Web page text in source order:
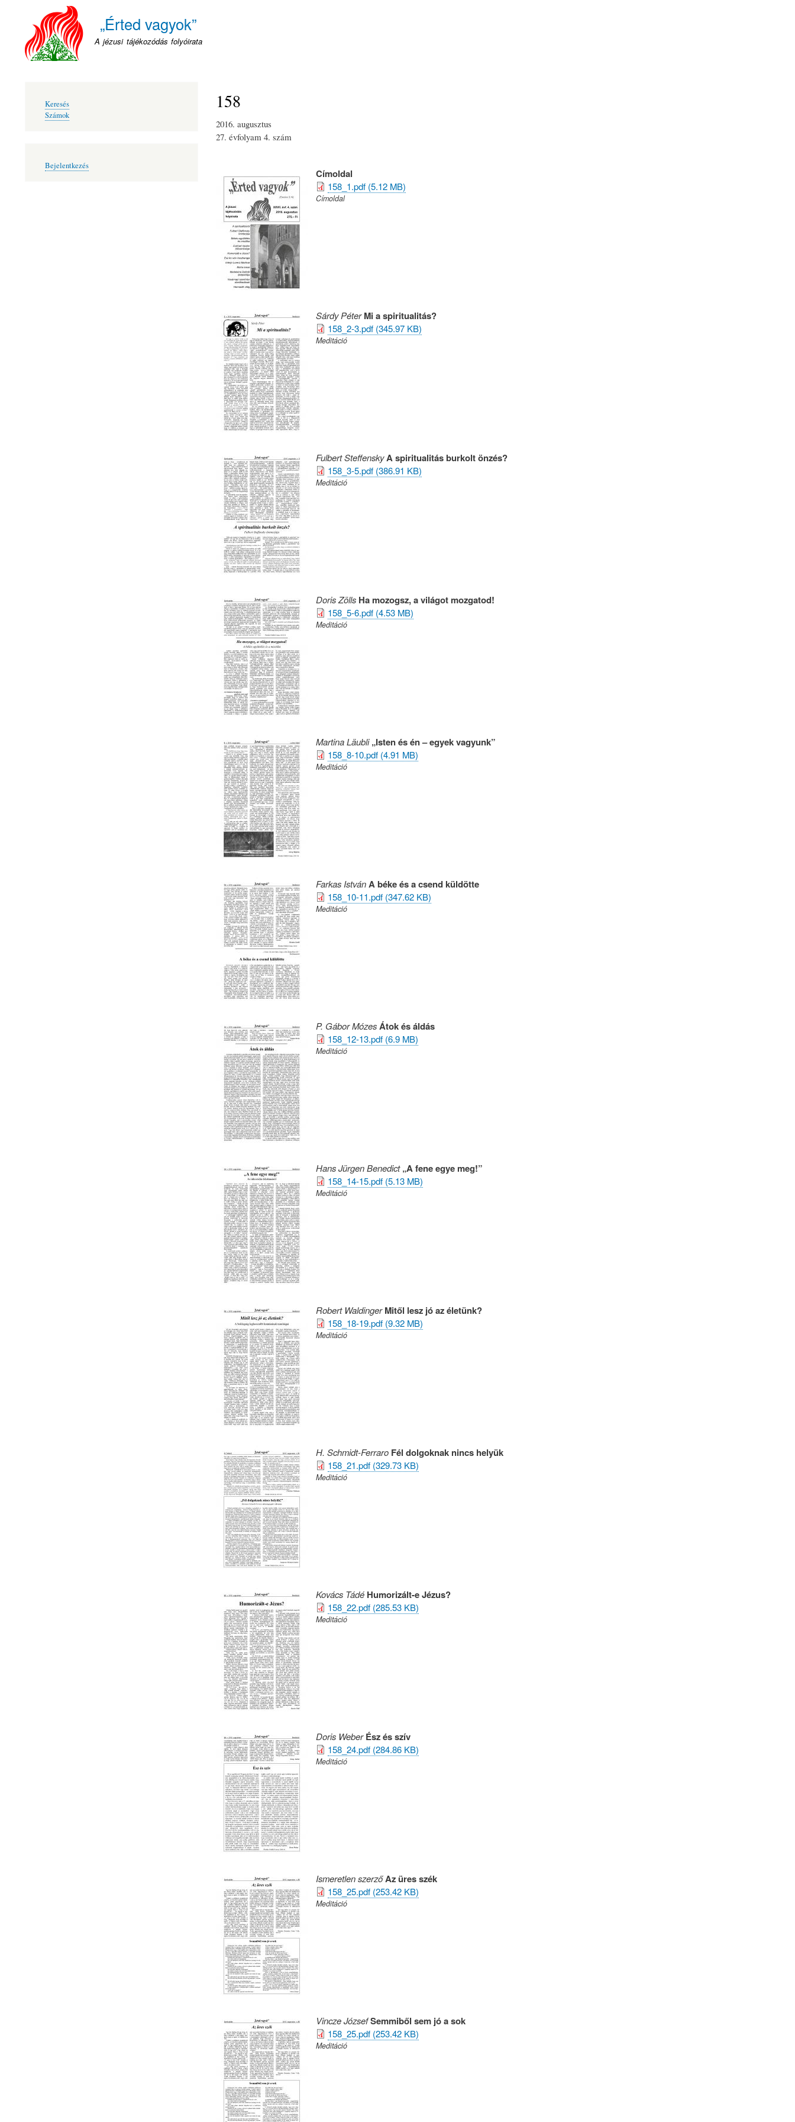
„Érted vagyok”
A jézusi tájékozódás folyóirata
158
2016. augusztus
27. évfolyam 4. szám
Címoldal
158_1.pdf (5.12 MB)
Címoldal
Sárdy Péter Mi a spiritualitás?
158_2-3.pdf (345.97 KB)
Meditáció
Fulbert SteffenskyA spiritualitás burkolt önzés?
158_3-5.pdf (386.91 KB)
Meditáció
Doris Zölls Ha mozogsz, a világot mozgatod!
158_5-6.pdf (4.53 MB)
Meditáció
Martina Läubli „Isten és én – egyek vagyunk”
158_8-10.pdf (4.91 MB)
Meditáció
Farkas István A béke és a csend küldötte
158_10-11.pdf (347.62 KB)
Meditáció
P. Gábor Mózes Átok és áldás
158_12-13.pdf (6.9 MB)
Meditáció
Hans Jürgen Benedict „A fene egye meg!”
158_14-15.pdf (5.13 MB)
Meditáció
Robert Waldinger Mitől lesz jó az életünk?
158_18-19.pdf (9.32 MB)
Meditáció
H. Schmidt-Ferraro Fél dolgoknak nincs helyük
158_21.pdf (329.73 KB)
Meditáció
Kovács Tádé Humorizált-e Jézus?
158_22.pdf (285.53 KB)
Meditáció
Doris Weber Ész és szív
158_24.pdf (284.86 KB)
Meditáció
Ismeretlen szerzőAz üres szék
158_25.pdf (253.42 KB)
Meditáció
Vincze JózsefSemmiből sem jó a sok
158_25.pdf (253.42 KB)
Meditáció
navigáció
Keresés
Számok
fiók
Bejelentkezés